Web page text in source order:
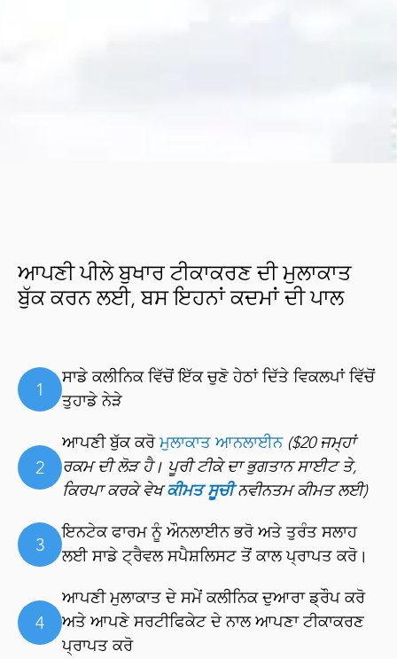
ਆਪਣੀ ਪੀਲੇ ਬੁਖਾਰ ਟੀਕਾਕਰਣ ਦੀ ਮੁਲਾਕਾਤ
ਬੁੱਕ ਕਰਨ ਲਈ, ਬਸ ਇਹਨਾਂ ਕਦਮਾਂ ਦੀ ਪਾਲ
1
ਸਾਡੇ ਕਲੀਨਿਕ ਵਿੱਚੋਂ ਇੱਕ ਚੁਣੋਹੇਠਾਂ ਦਿੱਤੇ ਵਿਕਲਪਾਂ ਵਿੱਚੋਂ
ਤੁਹਾਡੇ ਨੇੜੇ
2
ਆਪਣੀ ਬੁੱਕ ਕਰੋਮੁਲਾਕਾਤ ਆਨਲਾਈਨ ($20 ਜਮ੍ਹਾਂ
ਰਕਮ ਦੀ ਲੋੜ ਹੈ। ਪੂਰੀ ਟੀਕੇ ਦਾ ਭੁਗਤਾਨ ਸਾਈਟ ਤੇ,
ਕਿਰਪਾ ਕਰਕੇ ਵੇਖਕੀਮਤ ਸੂਚੀਨਵੀਨਤਮ ਕੀਮਤ ਲਈ)
3
ਇਨਟੇਕ ਫਾਰਮ ਨੂੰ ਔਨਲਾਈਨ ਭਰੋ ਅਤੇ ਤੁਰੰਤ ਸਲਾਹ
ਲਈ ਸਾਡੇ ਟ੍ਰੈਵਲ ਸਪੈਸ਼ਲਿਸਟ ਤੋਂ ਕਾਲ ਪ੍ਰਾਪਤ ਕਰੋ।
4
ਆਪਣੀ ਮੁਲਾਕਾਤ ਦੇ ਸਮੇਂ ਕਲੀਨਿਕ ਦੁਆਰਾ ਡ੍ਰੌਪ ਕਰੋ
ਅਤੇ ਆਪਣੇ ਸਰਟੀਫਿਕੇਟ ਦੇ ਨਾਲ ਆਪਣਾ ਟੀਕਾਕਰਣ
ਪ੍ਰਾਪਤ ਕਰੋ